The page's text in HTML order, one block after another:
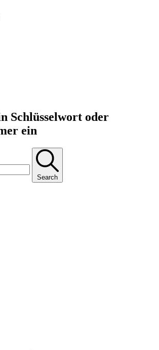
Schlüsselwort oder
ein
Search